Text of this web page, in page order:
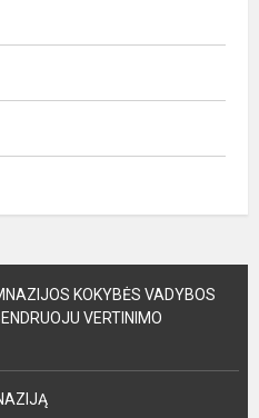
KOKYBĖS VADYBOS
VERTINIMO